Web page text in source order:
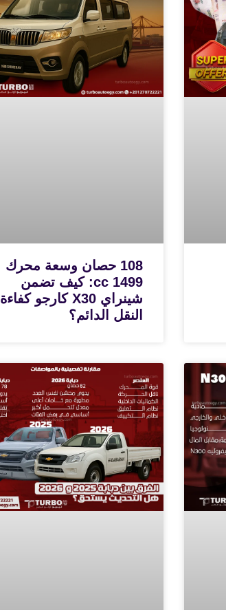
108 حصان وسعة محرك
1499 cc: كيف تضمن
شينراي X30 كارجو كفاءة
النقل الدائم؟